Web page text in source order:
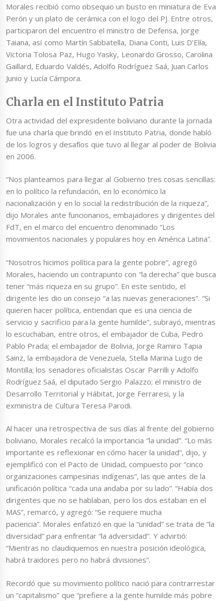
Morales recibió como obsequio un busto en miniatura de Eva
Perón y un plato de cerámica con el logo del PJ. Entre otros,
participaron del encuentro el ministro de Defensa, Jorge
Taiana, así como Martín Sabbatella, Diana Conti, Luis D’Elía,
Victoria Tolosa Paz, Hugo Yasky, Leonardo Grosso, Carolina
Gaillard, Eduardo Valdés, Adolfo Rodríguez Saá, Juan Carlos
Junio y Lucía Cámpora.
Charla en el Instituto Patria
Otra actividad del expresidente boliviano durante la jornada
fue una charla que brindó en el Instituto Patria, donde habló
de los logros y desafíos que tuvo al llegar al poder de Bolivia
en 2006.
“Nos planteamos para llegar al Gobierno tres cosas sencillas:
en lo político la refundación, en lo económico la
nacionalización y en lo social la redistribución de la riqueza”,
dijo Morales ante funcionarios, embajadores y dirigentes del
FdT, en el marco del encuentro denominado “Los
movimientos nacionales y populares hoy en América Latina”.
“Nosotros hicimos política para la gente pobre”, agregó
Morales, haciendo un contrapunto con “la derecha” que busca
tener “más riqueza en su grupo”. En este sentido, el
dirigente les dio un consejo “a las nuevas generaciones”. “Si
quieren hacer política, entiendan que es una ciencia de
servicio y sacrificio para la gente humilde”, subrayó, mientras
lo escuchaban, entre otros, el embajador de Cuba, Pedro
Pablo Prada; el embajador de Bolivia, Jorge Ramiro Tapia
Sainz, la embajadora de Venezuela, Stella Marina Lugo de
Montilla; los senadores oficialistas Oscar Parrilli y Adolfo
Rodríguez Saá, el diputado Sergio Palazzo; el ministro de
Desarrollo Territorial y Hábitat, Jorge Ferraresi, y la
exministra de Cultura Teresa Parodi.
Al hacer una retrospectiva de sus días al frente del gobierno
boliviano, Morales recalcó la importancia “la unidad”. “Lo más
importante es reflexionar en cómo hacer la unidad”, dijo, y
ejemplificó con el Pacto de Unidad, compuesto por “cinco
organizaciones campesinas indígenas”, las que antes de la
unificación política “cada una andaba por su lado”. “Había dos
dirigentes que no se hablaban, pero los dos estaban en el
MAS”, remarcó, y agregó: “Se requiere mucha
paciencia”. Morales enfatizó en que la “unidad” se trata de “la
diversidad” para enfrentar “la adversidad”. Y advirtió:
“Mientras no claudiquemos en nuestra posición ideológica,
habrá traidores pero no habrá divisiones”.
Recordó que su movimiento político nació para contrarrestar
un “capitalismo” que “prefiere a la gente humilde más pobre